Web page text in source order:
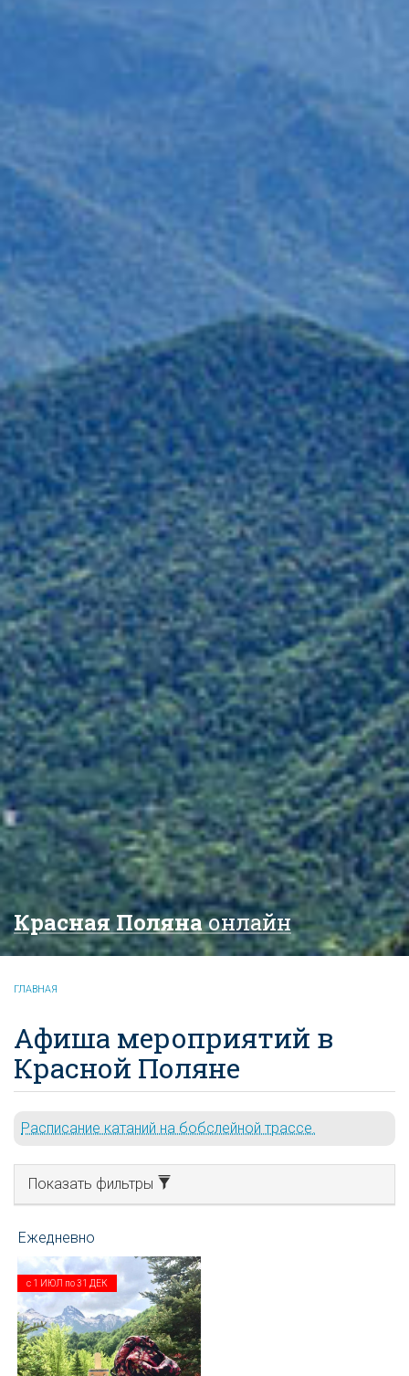
Красная Полянаонлайн
ГЛАВНАЯ
Афиша мероприятий в
Красной Поляне
Расписание катаний на бобслейной трассе.
Показать фильтры
с 1 ИЮЛ по31 ДЕК